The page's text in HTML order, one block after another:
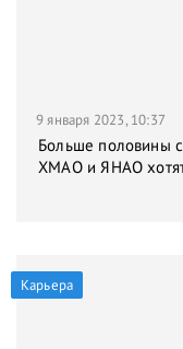
9 января 2023, 10:37
Больше половины
ХМАО и ЯНАО
Карьера